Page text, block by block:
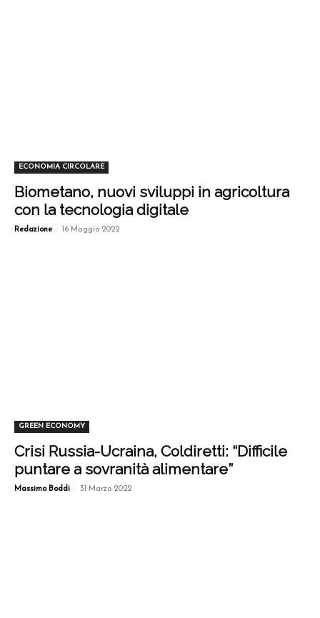
ECONOMIA CIRCOLARE
Biometano, nuovi sviluppi in agricoltura
con la tecnologia digitale
Redazione - 16 Maggio 2022
GREEN ECONOMY
Crisi Russia-Ucraina, Coldiretti: “Difficile
puntare a sovranità alimentare”
Massimo Boddi - 31 Marzo 2022